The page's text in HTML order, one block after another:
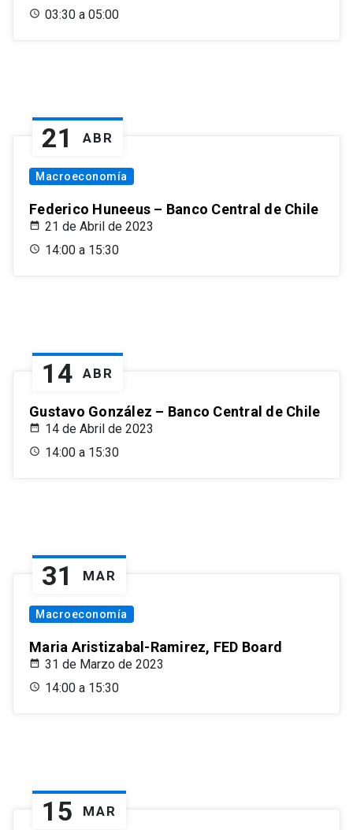
03:30 a 05:00
21 ABR
Macroeconomía
Federico Huneeus – Banco Central de Chile
21 de Abril de 2023
14:00 a 15:30
14 ABR
Gustavo González – Banco Central de Chile
14 de Abril de 2023
14:00 a 15:30
31 MAR
Macroeconomía
Maria Aristizabal-Ramirez, FED Board
31 de Marzo de 2023
14:00 a 15:30
15 MAR